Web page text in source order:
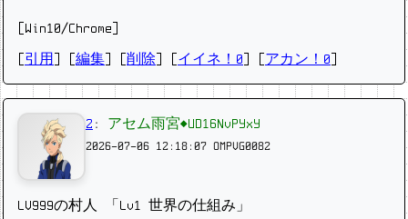
[Win10/Chrome]
引用 編集 削除 イイネ！0 アカン！0
2 : アセム雨宮◆UD16NvPYxY
2026-07-06 12:18:07 OMPVG0082
LV999の村人 「Lv1 世界の仕組み」